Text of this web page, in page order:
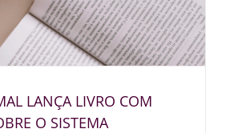
LANÇA LIVRO COM
O SISTEMA